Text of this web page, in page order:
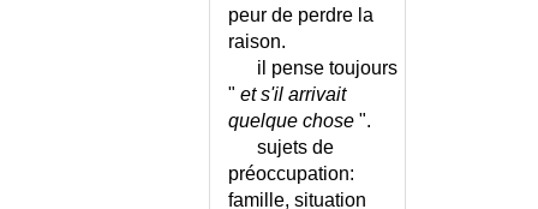
APPAREILLAGE POUR
APPENDICITE AIGUE
ARAN-DUCHENNE (MALADIE
peur de perdre la
raison.
il pense toujours
"et s'il arrivait
quelque chose ".
sujets de
préoccupation:
famille, situation